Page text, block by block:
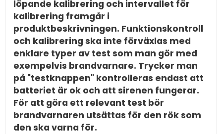
löpande kalibrering och intervallet för
kalibrering framgår i
produktbeskrivningen. Funktionskontroll
och kalibrering ska inte förväxlas med
enklare typer av test som man gör med
exempelvis brandvarnare. Trycker man
på "testknappen" kontrolleras endast att
batteriet är ok och att sirenen fungerar.
För att göra ett relevant test bör
brandvarnaren utsättas för den rök som
den ska varna för.